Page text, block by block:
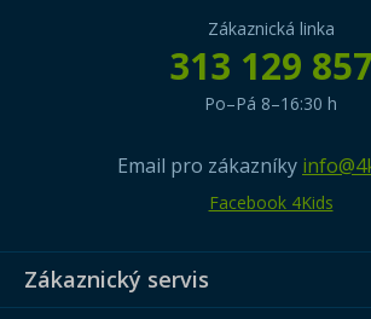
Zákaznická linka
313 129 857
Po–Pá 8–16:30 h
Email pro zákazníky
Facebook 4Kids
Zákaznický servis